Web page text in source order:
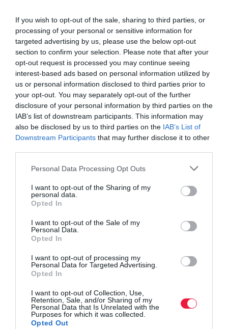
If you wish to opt-out of the sale, sharing to third parties, or
processing of your personal or sensitive information for
targeted advertising by us, please use the below opt-out
section to confirm your selection. Please note that after your
opt-out request is processed you may continue seeing
interest-based ads based on personal information utilized by
us or personal information disclosed to third parties prior to
your opt-out. You may separately opt-out of the further
disclosure of your personal information by third parties on the
IAB’s list of downstream participants. This information may
also be disclosed by us to third parties on the IAB’s List of
Downstream Participants that may further disclose it to other
Please note that this website/app uses one or more Google
not limited to your visit or usage behaviour. You may click to
grant or deny consent to Google and its third-party tags to
use your data for below specified purposes in below Google
consent section.
Personal Data Processing Opt Outs
I want to opt-out of the Sharing of my
personal data.
Opted In
I want to opt-out of the Sale of my
Personal Data.
Opted In
I want to opt-out of processing my
Personal Data for Targeted Advertising.
Opted In
I want to opt-out of Collection, Use,
Retention, Sale, and/or Sharing of my
Personal Data that Is Unrelated with the
Purposes for which it was collected.
Opted Out
sem készülnek elszállni.
Amikor az elektromos járművekre való
átállás miatt minden márka drágább
lesz, nem minden autós engedheti meg
magának ezeket. Lesznek olyanok, akik
megfizethetőbb, de érdekes autót
szeretnének
- tette hozzá Lawrence van den Acker.
új
terepjáró bigster sandero duster jogger
spring